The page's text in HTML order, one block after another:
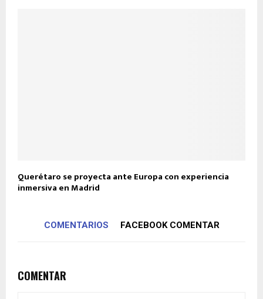
Querétaro se proyecta ante Europa con experiencia
inmersiva en Madrid
COMENTARIOS FACEBOOK COMENTAR
COMENTAR